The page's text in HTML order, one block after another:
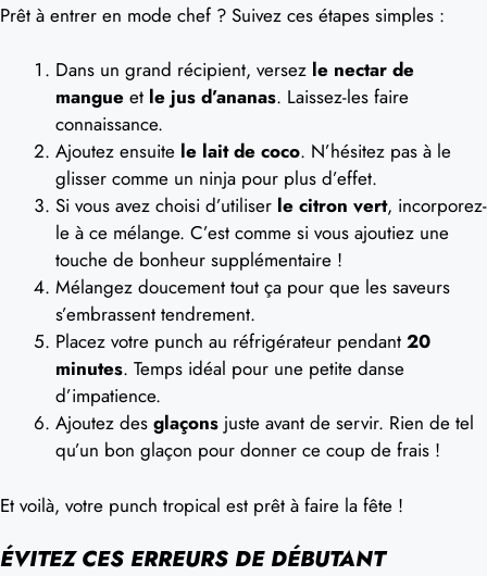
Prêt à entrer en mode chef ? Suivez ces étapes simples :
Dans un grand récipient, versez le nectar de
mangue et le jus d’ananas. Laissez-les faire
connaissance.
Ajoutez ensuite le lait de coco. N’hésitez pas à le
glisser comme un ninja pour plus d’effet.
Si vous avez choisi d’utiliser le citron vert, incorporez-
le à ce mélange. C’est comme si vous ajoutiez une
touche de bonheur supplémentaire !
Mélangez doucement tout ça pour que les saveurs
s’embrassent tendrement.
Placez votre punch au réfrigérateur pendant 20
minutes. Temps idéal pour une petite danse
d’impatience.
Ajoutez des glaçons juste avant de servir. Rien de tel
qu’un bon glaçon pour donner ce coup de frais !
Et voilà, votre punch tropical est prêt à faire la fête !
ÉVITEZ CES ERREURS DE DÉBUTANT